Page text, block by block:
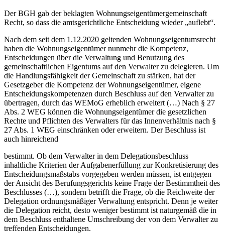
Der BGH gab der beklagten Wohnungseigentümergemeinschaft
Recht, so dass die amtsgerichtliche Entscheidung wieder „auflebt“.
Nach dem seit dem 1.12.2020 geltenden Wohnungseigentumsrecht
haben die Wohnungseigentümer nunmehr die Kompetenz,
Entscheidungen über die Verwaltung und Benutzung des
gemeinschaftlichen Eigentums auf den Verwalter zu delegieren. Um
die Handlungsfähigkeit der Gemeinschaft zu stärken, hat der
Gesetzgeber die Kompetenz der Wohnungseigentümer, eigene
Entscheidungskompetenzen durch Beschluss auf den Verwalter zu
übertragen, durch das WEMoG erheblich erweitert (…) Nach § 27
Abs. 2 WEG können die Wohnungseigentümer die gesetzlichen
Rechte und Pflichten des Verwalters für das Innenverhältnis nach §
27 Abs. 1 WEG einschränken oder erweitern. Der Beschluss ist
auch hinreichend
bestimmt. Ob dem Verwalter in dem Delegationsbeschluss
inhaltliche Kriterien der Aufgabenerfüllung zur Konkretisierung des
Entscheidungsmaßstabs vorgegeben werden müssen, ist entgegen
der Ansicht des Berufungsgerichts keine Frage der Bestimmtheit des
Beschlusses (…), sondern betrifft die Frage, ob die Reichweite der
Delegation ordnungsmäßiger Verwaltung entspricht. Denn je weiter
die Delegation reicht, desto weniger bestimmt ist naturgemäß die in
dem Beschluss enthaltene Umschreibung der von dem Verwalter zu
treffenden Entscheidungen.